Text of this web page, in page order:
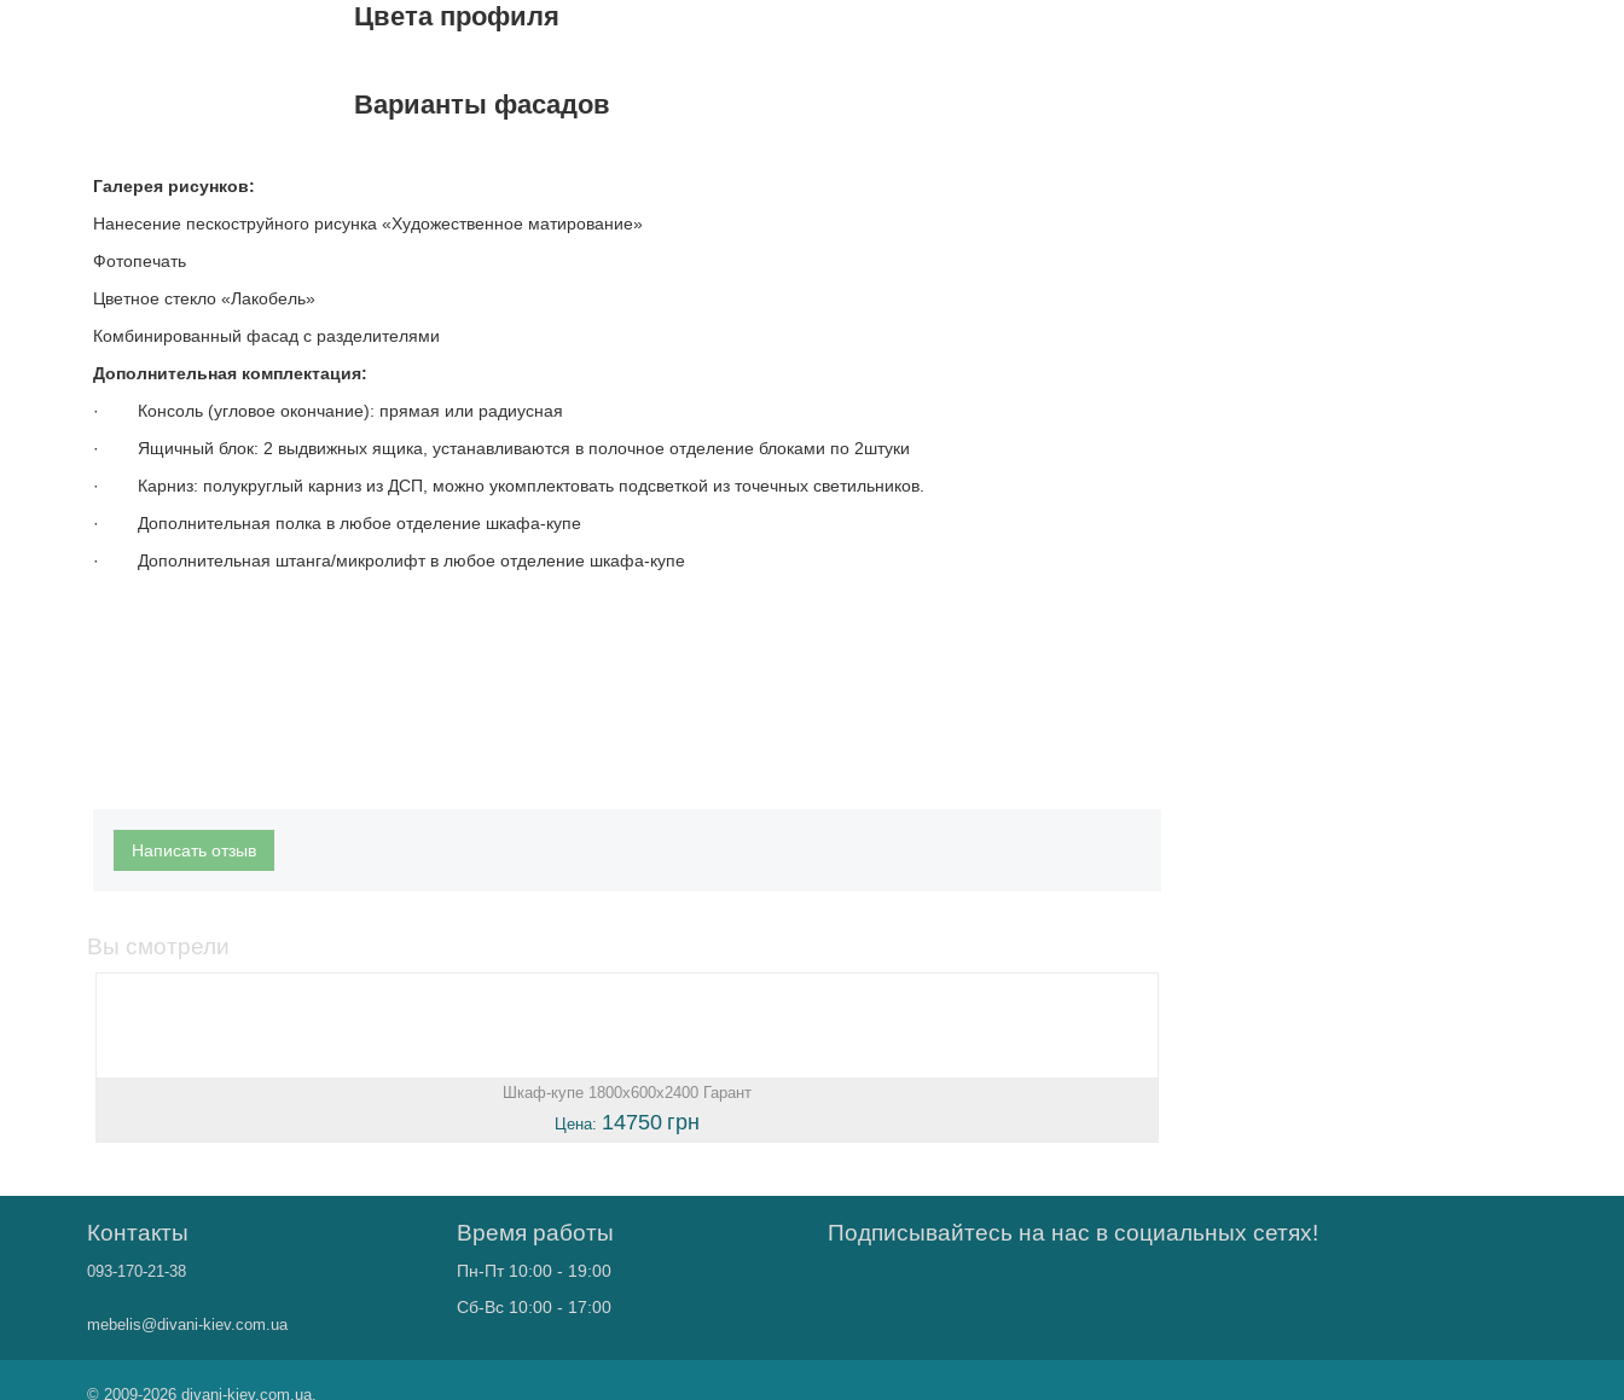
Цвета профиля
Варианты фасадов
Галерея рисунков:
Нанесение пескоструйного рисунка «Художественное матирование»
Фотопечать
Цветное стекло «Лакобель»
Комбинированный фасад с разделителями
Дополнительная комплектация:
· Консоль (угловое окончание): прямая или радиусная
· Ящичный блок: 2 выдвижных ящика, устанавливаются в полочное отделение блоками по 2штуки
· Карниз: полукруглый карниз из ДСП, можно укомплектовать подсветкой из точечных светильников.
· Дополнительная полка в любое отделение шкафа-купе
· Дополнительная штанга/микролифт в любое отделение шкафа-купе
Написать отзыв
Вы смотрели
Шкаф-купе 1800х600х2400 Гарант
Цена: 14750 грн
Контакты
093-170-21-38
mebelis@divani-kiev.com.ua
Время работы
Пн-Пт 10:00 - 19:00
Сб-Вс 10:00 - 17:00
Подписывайтесь на нас в социальных сетях!
© 2009-2026 divani-kiev.com.ua.